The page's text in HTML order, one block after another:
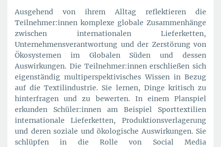
Ausgehend von ihrem Alltag reflektieren die
Teilnehmer:innen komplexe globale Zusammenhänge
zwischen internationalen Lieferketten,
Unternehmensverantwortung und der Zerstörung von
Ökosystemen im Globalen Süden und dessen
Auswirkungen. Die Teilnehmer:innen erschließen sich
eigenständig multiperspektivisches Wissen in Bezug
auf die Textilindustrie. Sie lernen, Dinge kritisch zu
hinterfragen und zu bewerten. In einem Planspiel
erkunden Schüler:innen am Beispiel Sporttextilien
internationale Lieferketten, Produktionsverlagerung
und deren soziale und ökologische Auswirkungen. Sie
schlüpfen in die Rolle von Social Media